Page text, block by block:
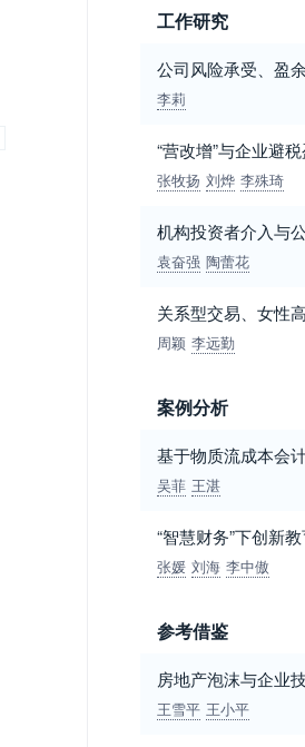
工作研究
公司风险承受、盈
李莉
“营改增”与企业避
张牧扬 刘烨 李殊琦
机构投资者介入与
袁奋强 陶蕾花
关系型交易、女性
周颖 李远勤
案例分析
基于物质流成本会
吴菲 王湛
“智慧财务”下创新
张媛 刘海 李中傲
参考借鉴
房地产泡沫与企业
王雪平 王小平